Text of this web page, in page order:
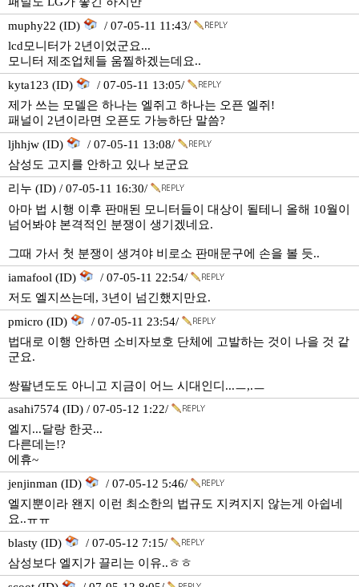
muphy22 (ID)
/ 07-05-11 11:43/
lcd모니터가 2년이었군요...
모니터 제조업체들 움찔하겠는데요..
kyta123 (ID)
/ 07-05-11 13:05/
제가 쓰는 모델은 하나는 엘쥐고 하나는 오픈 엘쥐!
패널이 2년이라면 오픈도 가능하단 말씀?
ljhhjw (ID)
/ 07-05-11 13:08/
삼성도 고지를 안하고 있나 보군요
리누 (ID) / 07-05-11 16:30/
아마 법 시행 이후 판매된 모니터들이 대상이 될테니 올해 10월이
넘어봐야 본격적인 분쟁이 생기겠네요.
그때 가서 첫 분쟁이 생겨야 비로소 판매문구에 손을 볼 듯..
iamafool (ID)
/ 07-05-11 22:54/
저도 엘지쓰는데, 3년이 넘긴했지만요.
pmicro (ID)
/ 07-05-11 23:54/
법대로 이행 안하면 소비자보호 단체에 고발하는 것이 나을 것 같
군요.
쌍팔년도도 아니고 지금이 어느 시대인디...ㅡ,.ㅡ
asahi7574 (ID) / 07-05-12 1:22/
엘지...달랑 한곳...
다른데는!?
에휴~
jenjinman (ID)
/ 07-05-12 5:46/
엘지뿐이라 왠지 이런 최소한의 법규도 지켜지지 않는게 아쉽네
요..ㅠㅠ
blasty (ID)
/ 07-05-12 7:15/
삼성보다 엘지가 끌리는 이유..ㅎㅎ